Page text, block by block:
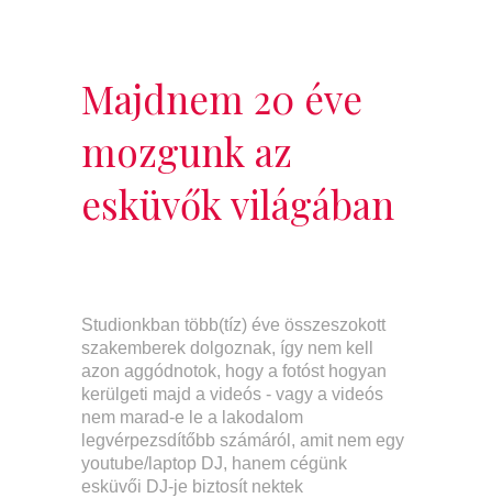
Majdnem 20 éve
mozgunk az
esküvők világában
Studionkban több(tíz) éve összeszokott
szakemberek dolgoznak, így nem kell
azon aggódnotok, hogy a fotóst hogyan
kerülgeti majd a videós - vagy a videós
nem marad-e le a lakodalom
legvérpezsdítőbb számáról, amit nem egy
youtube/laptop DJ, hanem cégünk
esküvői DJ-je biztosít nektek